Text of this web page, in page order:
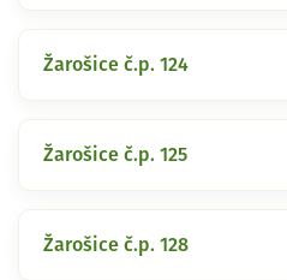
Žarošice č.p. 124
Žarošice č.p. 125
Žarošice č.p. 128